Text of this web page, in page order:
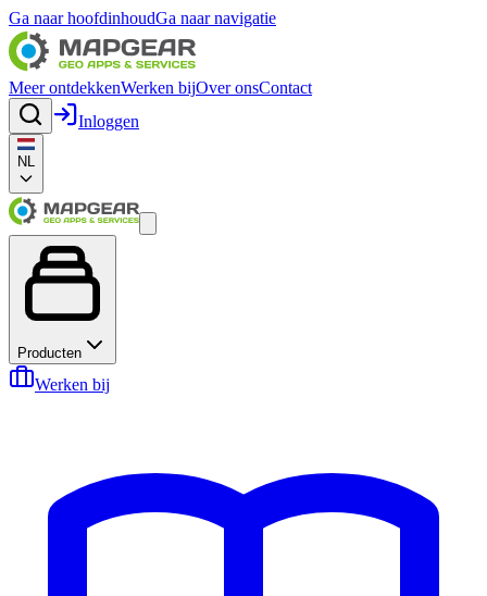
Ga naar hoofdinhoudGa naar navigatie
Meer ontdekkenWerken bijOver onsContact
Inloggen
NL
Producten
Werken bij